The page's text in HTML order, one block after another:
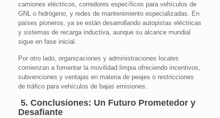
camiones eléctricos, corredores específicos para vehículos de
GNL o hidrógeno, y redes de mantenimiento especializadas. En
países pioneros, ya se están desarrollando autopistas eléctricas
y sistemas de recarga inductiva, aunque su alcance mundial
sigue en fase inicial.
Por otro lado, organizaciones y administraciones locales
comienzan a fomentar la movilidad limpia ofreciendo incentivos,
subvenciones y ventajas en materia de peajes o restricciones
de tráfico para vehículos de bajas emisiones.
5. Conclusiones: Un Futuro Prometedor y
Desafiante